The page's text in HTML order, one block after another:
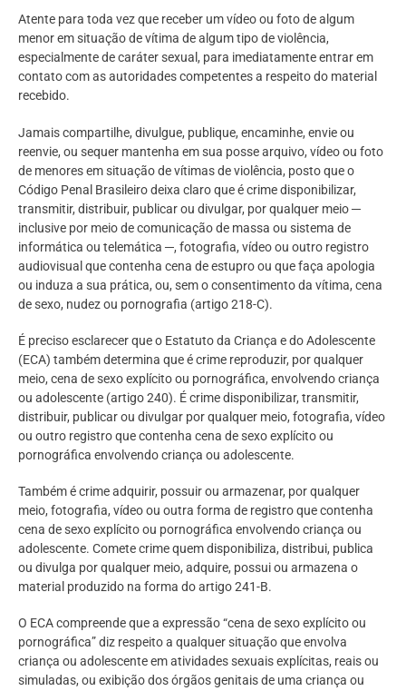
Atente para toda vez que receber um vídeo ou foto de algum
menor em situação de vítima de algum tipo de violência,
especialmente de caráter sexual, para imediatamente entrar em
contato com as autoridades competentes a respeito do material
recebido.
Jamais compartilhe, divulgue, publique, encaminhe, envie ou
reenvie, ou sequer mantenha em sua posse arquivo, vídeo ou foto
de menores em situação de vítimas de violência, posto que o
Código Penal Brasileiro deixa claro que é crime disponibilizar,
transmitir, distribuir, publicar ou divulgar, por qualquer meio ─
inclusive por meio de comunicação de massa ou sistema de
informática ou telemática ─, fotografia, vídeo ou outro registro
audiovisual que contenha cena de estupro ou que faça apologia
ou induza a sua prática, ou, sem o consentimento da vítima, cena
de sexo, nudez ou pornografia (artigo 218-C).
É preciso esclarecer que o Estatuto da Criança e do Adolescente
(ECA) também determina que é crime reproduzir, por qualquer
meio, cena de sexo explícito ou pornográfica, envolvendo criança
ou adolescente (artigo 240). É crime disponibilizar, transmitir,
distribuir, publicar ou divulgar por qualquer meio, fotografia, vídeo
ou outro registro que contenha cena de sexo explícito ou
pornográfica envolvendo criança ou adolescente.
Também é crime adquirir, possuir ou armazenar, por qualquer
meio, fotografia, vídeo ou outra forma de registro que contenha
cena de sexo explícito ou pornográfica envolvendo criança ou
adolescente. Comete crime quem disponibiliza, distribui, publica
ou divulga por qualquer meio, adquire, possui ou armazena o
material produzido na forma do artigo 241-B.
O ECA compreende que a expressão “cena de sexo explícito ou
pornográfica” diz respeito a qualquer situação que envolva
criança ou adolescente em atividades sexuais explícitas, reais ou
simuladas, ou exibição dos órgãos genitais de uma criança ou